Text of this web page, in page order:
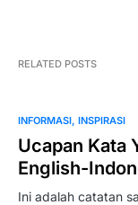
RELATED POSTS
INFORMASI INSPIRASI
Ucapan Kata
English-
Ini adalah catatan